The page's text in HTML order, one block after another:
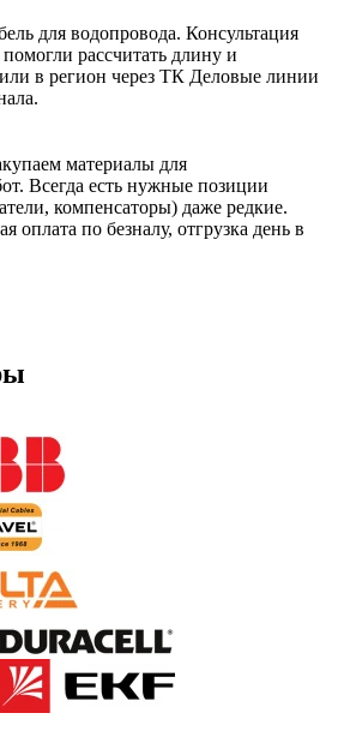
для водопровода. Консультация
рассчитать длину и
в регион через ТК Деловые линии
материалы для
Всегда есть нужные позиции
компенсаторы) даже редкие.
оплата по безналу, отгрузка день в